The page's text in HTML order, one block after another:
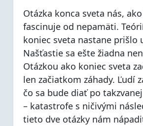
Otázka konca sveta nás,
fascinuje od nepamäti.
koniec sveta nastane prišlo
Našťastie sa ešte žiadna
Otázkou ako koniec sveta
len začiatkom záhady. Ľudí
čo sa bude diať po
– katastrofe s ničivými
tieto dve otázky nám